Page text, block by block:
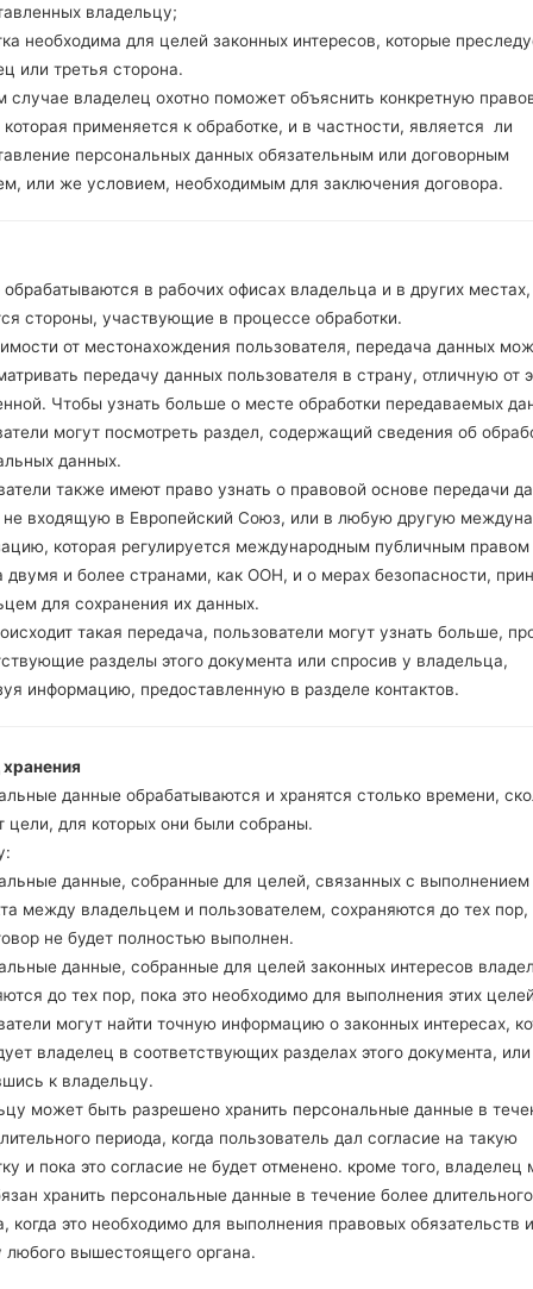
Аккумулятор и клавиатура
-
Интерфейсы
3.5mm jack
Версия 4.1, A2DP, LE
Нет
microUSB 2.0
Wi-Fi802.11b/g/n, Wi-Fi Direct,
akaLG
Как удалить все данные с
телефона через код на LG G3,...
владельцу;
необходима для целей законных интересов, которые
или третья сторона.
случае владелец охотно поможет объяснить конкретную
применяется к обработке, и в частности, является ли
персональных данных обязательным или договорным
или же условием, необходимым для заключения договора.
в рабочих офисах владельца и в других местах,
стороны, участвующие в процессе обработки.
от местонахождения пользователя, передача данных
передачу данных пользователя в страну, отличную от
Чтобы узнать больше о месте обработки передаваемых
могут посмотреть раздел, содержащий сведения об
данных.
также имеют право узнать о правовой основе передачи
не входящую в Европейский Союз, или в любую другую
которая регулируется международным публичным правом
двумя и более странами, как ООН, и о мерах безопасности,
для сохранения их данных.
такая передача, пользователи могут узнать больше,
разделы этого документа или спросив у владельца,
информацию, предоставленную в разделе контактов.
данные обрабатываются и хранятся столько времени,
цели, для которых они были собраны.
данные, собранные для целей, связанных с выполнением
между владельцем и пользователем, сохраняются до тех пор,
не будет полностью выполнен.
данные, собранные для целей законных интересов
до тех пор, пока это необходимо для выполнения этих
могут найти точную информацию о законных интересах,
владелец в соответствующих разделах этого документа, или
к владельцу.
может быть разрешено хранить персональные данные в
периода, когда пользователь дал согласие на такую
и пока это согласие не будет отменено. кроме того, владелец
хранить персональные данные в течение более длительного
когда это необходимо для выполнения правовых обязательств
любого вышестоящего органа.